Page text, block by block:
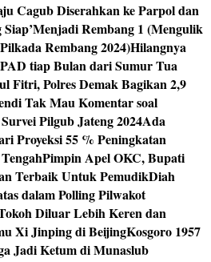
Cagub Diserahkan ke Parpol dan
Siap’Menjadi Rembang 1 (Mengulik
Rembang 2024)Hilangnya
tiap Bulan dari Sumur Tua
Fitri, Polres Demak Bagikan 2,9
Tak Mau Komentar soal
Pilgub Jateng 2024Ada
Proyeksi 55 % Peningkatan
Pimpin Apel OKC, Bupati
Terbaik Untuk PemudikDiah
dalam Polling Pilwakot
Diluar Lebih Keren dan
Xi Jinping di BeijingKosgoro 1957
Jadi Ketum di Munaslub